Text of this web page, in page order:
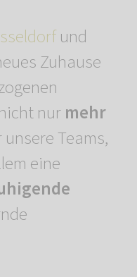
und
Zuhause
nurmehr
unsere Teams,
eine